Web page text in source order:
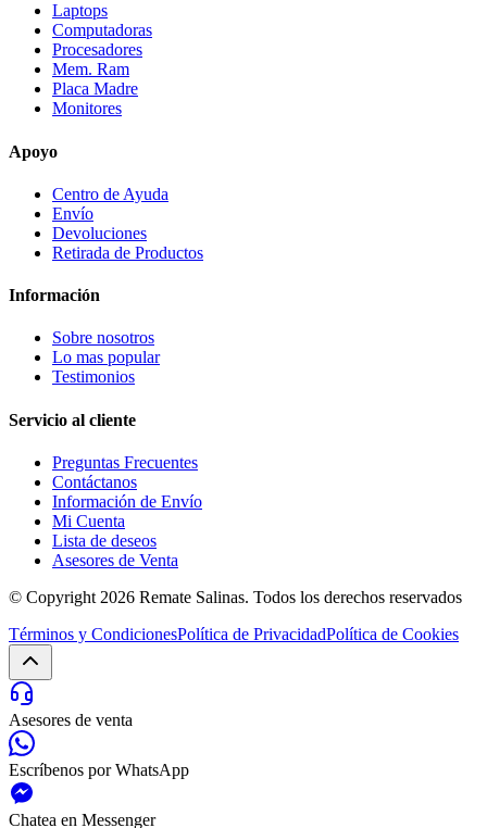
Laptops
Computadoras
Procesadores
Mem. Ram
Placa Madre
Monitores
Apoyo
Centro de Ayuda
Envío
Devoluciones
Retirada de Productos
Información
Sobre nosotros
Lo mas popular
Testimonios
Servicio al cliente
Preguntas Frecuentes
Contáctanos
Información de Envío
Mi Cuenta
Lista de deseos
Asesores de Venta
© Copyright 2026 Remate Salinas. Todos los derechos reservados
Términos y CondicionesPolítica de PrivacidadPolítica de Cookies
Asesores de venta
Escríbenos por WhatsApp
Chatea en Messenger